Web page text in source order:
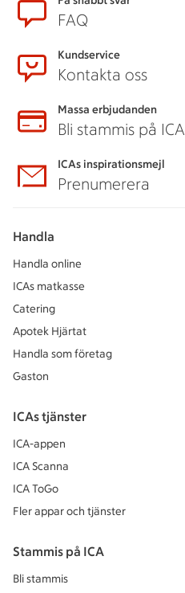
Sidfot
FAQ
Kundservice
Kontakta oss
Massa erbjudanden
Bli stammis på ICA
ICAs inspirationsmejl
Prenumerera
Handla
Handla online
ICAs matkasse
Catering
Apotek Hjärtat
Handla som företag
Gaston
ICAs tjänster
ICA-appen
ICA Scanna
ICA ToGo
Fler appar och tjänster
Stammis på ICA
Bli stammis